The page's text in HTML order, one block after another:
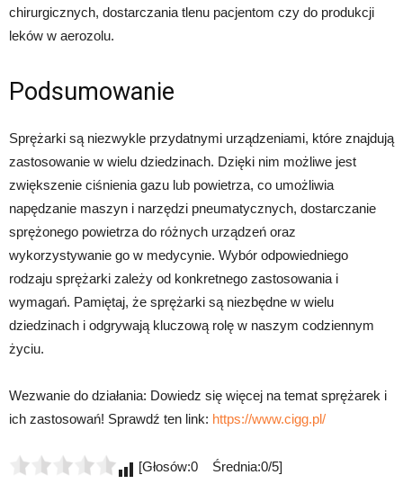
chirurgicznych, dostarczania tlenu pacjentom czy do produkcji
leków w aerozolu.
Podsumowanie
Sprężarki są niezwykle przydatnymi urządzeniami, które znajdują
zastosowanie w wielu dziedzinach. Dzięki nim możliwe jest
zwiększenie ciśnienia gazu lub powietrza, co umożliwia
napędzanie maszyn i narzędzi pneumatycznych, dostarczanie
sprężonego powietrza do różnych urządzeń oraz
wykorzystywanie go w medycynie. Wybór odpowiedniego
rodzaju sprężarki zależy od konkretnego zastosowania i
wymagań. Pamiętaj, że sprężarki są niezbędne w wielu
dziedzinach i odgrywają kluczową rolę w naszym codziennym
życiu.
Wezwanie do działania: Dowiedz się więcej na temat sprężarek i
ich zastosowań! Sprawdź ten link: https://www.cigg.pl/
[Głosów:0 Średnia:0/5]